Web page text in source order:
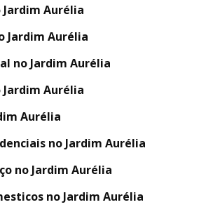
Aurélia
Jardim Aurélia
no Jardim Aurélia
Aurélia
Aurélia
no Jardim Aurélia
no Jardim Aurélia
no Jardim Aurélia